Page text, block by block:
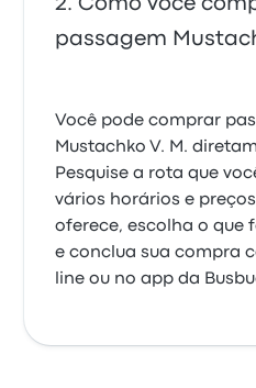
Como você
passagem
Você pode comprar
Mustachko V. M.
Pesquise a rota que
vários horários e
oferece, escolha o que
e conclua sua compra
line ou no app da